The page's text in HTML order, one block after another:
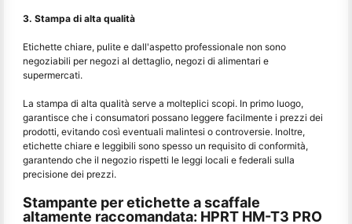
3. Stampa di alta qualità
Etichette chiare, pulite e dall'aspetto professionale non sono
negoziabili per negozi al dettaglio, negozi di alimentari e
supermercati.
La stampa di alta qualità serve a molteplici scopi. In primo luogo,
garantisce che i consumatori possano leggere facilmente i prezzi dei
prodotti, evitando così eventuali malintesi o controversie. Inoltre,
etichette chiare e leggibili sono spesso un requisito di conformità,
garantendo che il negozio rispetti le leggi locali e federali sulla
precisione dei prezzi.
Stampante per etichette a scaffale
altamente raccomandata: HPRT HM-T3 PRO